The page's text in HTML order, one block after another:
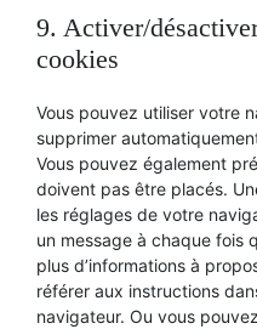
9. Activer/
cookies
Vous pouvez utiliser votre
supprimer
Vous pouvez également
doivent pas être placés.
les réglages de votre
un message à chaque fois
plus d’informations à
référer aux instructions
navigateur. Ou vous